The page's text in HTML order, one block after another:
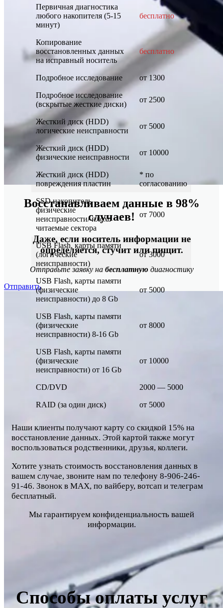
Восстанавливаем данные в 98%
случаев!
Даже, если носитель информации не
определяется, стучит или пищит.
Отправьте заявку на бесплатную диагностику
Отправить
Первичная диагностика
любого накопителя (5-15
минут)
бесплатно
Копирование
восстановленных данных
на исправный носитель
бесплатно
Подробное исследование от 1300
Подробное исследование
(вскрытые жесткие диски)
от 2500
Жесткий диск (HDD)
логические неисправности
от 5000
Жесткий диск (HDD)
физические неисправности
от 10000
Жесткий диск (HDD)
повреждения пластин
* по
согласованию
SSD накопитель
физические
неисправности/ плохо
читаемые сектора
от 7000
USB Flash, карты памяти
(логические
неисправности)
от 3000
USB Flash, карты памяти
(физические
неисправности) до 8 Gb
от 5000
USB Flash, карты памяти
(физические
неисправности) 8-16 Gb
от 8000
USB Flash, карты памяти
(физические
неисправности) от 16 Gb
от 10000
CD/DVD 2000 — 5000
RAID (за один диск) от 5000
Наши клиенты получают карту со скидкой 15% на
восстановление данных. Этой картой также могут
воспользоваться родственники, друзья, коллеги.
Хотите узнать стоимость восстановления данных в
вашем случае, звоните нам по телефону 8-906-246-
91-46. Звонок в MAX, по вайберу, вотсап и телеграм
бесплатный.
Мы гарантируем конфиденциальность вашей
информации.
Способы оплаты услуг